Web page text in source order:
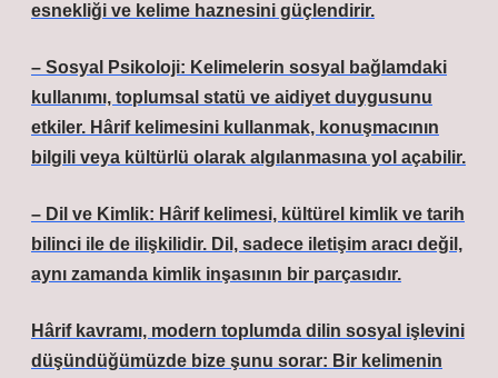
esnekliği ve kelime haznesini güçlendirir.
– Sosyal Psikoloji: Kelimelerin sosyal bağlamdaki
kullanımı, toplumsal statü ve aidiyet duygusunu
etkiler. Hârif kelimesini kullanmak, konuşmacının
bilgili veya kültürlü olarak algılanmasına yol açabilir.
– Dil ve Kimlik: Hârif kelimesi, kültürel kimlik ve tarih
bilinci ile de ilişkilidir. Dil, sadece iletişim aracı değil,
aynı zamanda kimlik inşasının bir parçasıdır.
Hârif kavramı, modern toplumda dilin sosyal işlevini
düşündüğümüzde bize şunu sorar: Bir kelimenin